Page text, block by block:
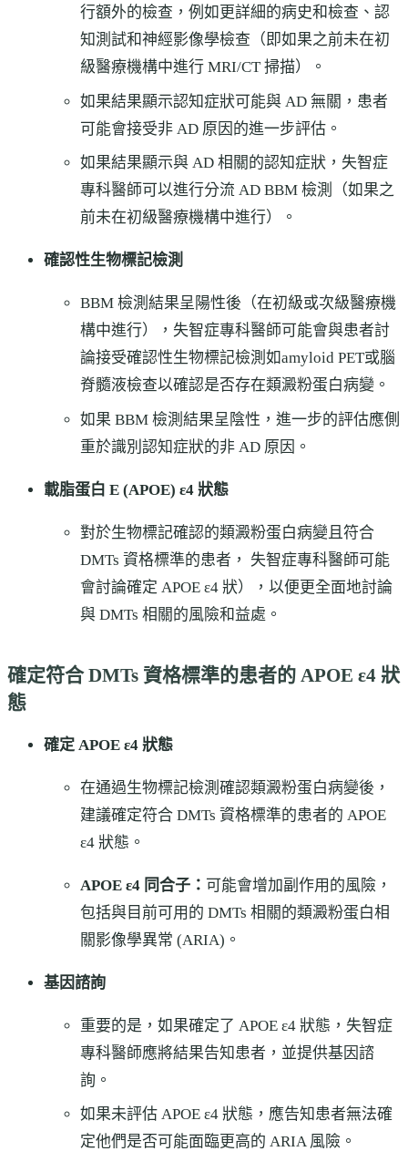
行額外的檢查，例如更詳細的病史和檢查、認
知測試和神經影像學檢查（即如果之前未在初
級醫療機構中進行 MRI/CT 掃描）。
如果結果顯示認知症狀可能與 AD 無關，患者
可能會接受非 AD 原因的進一步評估。
如果結果顯示與 AD 相關的認知症狀，失智症
專科醫師可以進行分流 AD BBM 檢測（如果之
前未在初級醫療機構中進行）。
確認性生物標記檢測
BBM 檢測結果呈陽性後（在初級或次級醫療機
構中進行），失智症專科醫師可能會與患者討
論接受確認性生物標記檢測如amyloid PET或腦
脊髓液檢查以確認是否存在類澱粉蛋白病變。
如果 BBM 檢測結果呈陰性，進一步的評估應側
重於識別認知症狀的非 AD 原因。
載脂蛋白 E (APOE) ε4 狀態
對於生物標記確認的類澱粉蛋白病變且符合
DMTs 資格標準的患者， 失智症專科醫師可能
會討論確定 APOE ε4 狀），以便更全面地討論
與 DMTs 相關的風險和益處。
確定符合 DMTs 資格標準的患者的 APOE ε4 狀
態
確定 APOE ε4 狀態
在通過生物標記檢測確認類澱粉蛋白病變後，
建議確定符合 DMTs 資格標準的患者的 APOE
ε4 狀態。
APOE ε4 同合子： 可能會增加副作用的風險，
包括與目前可用的 DMTs 相關的類澱粉蛋白相
關影像學異常 (ARIA)。
基因諮詢
重要的是，如果確定了 APOE ε4 狀態，失智症
專科醫師應將結果告知患者，並提供基因諮
詢。
如果未評估 APOE ε4 狀態，應告知患者無法確
定他們是否可能面臨更高的 ARIA 風險。